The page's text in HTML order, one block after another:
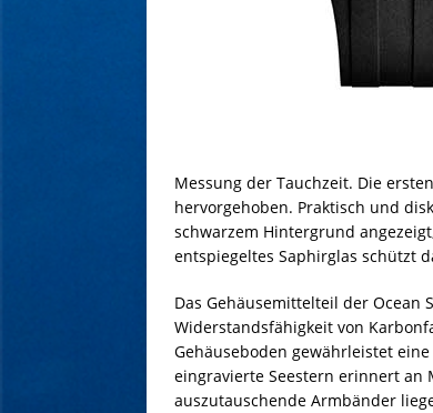
Messung der Tauchzeit. Die
hervorgehoben. Praktisch und
schwarzem Hintergrund
entspiegeltes Saphirglas schützt
Das Gehäusemittelteil der Ocean
Widerstandsfähigkeit von
Gehäuseboden gewährleistet
eingravierte Seestern erinnert an
auszutauschende Armbänder